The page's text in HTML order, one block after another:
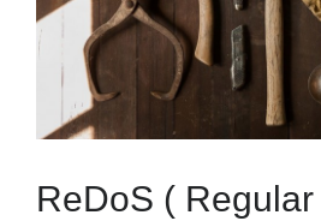
ReDoS ( Regular